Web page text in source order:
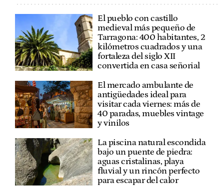
El pueblo con castillo
medieval más pequeño de
Tarragona: 400 habitantes, 2
kilómetros cuadrados y una
fortaleza del siglo XII
convertida en casa señorial
El mercado ambulante de
antigüedades ideal para
visitar cada viernes: más de
40 paradas, muebles vintage
y vinilos
La piscina natural escondida
bajo un puente de piedra:
aguas cristalinas, playa
fluvial y un rincón perfecto
para escapar del calor